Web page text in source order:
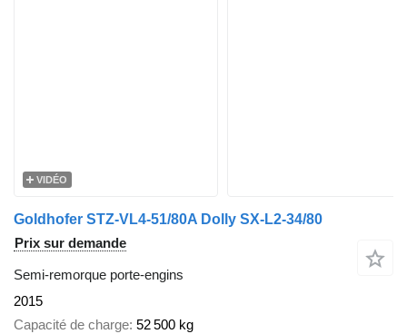
VIDÉO
Goldhofer STZ-VL4-51/80A Dolly SX-L2-34/80
Prix sur demande
Semi-remorque porte-engins
2015
Capacité de charge 52 500 kg